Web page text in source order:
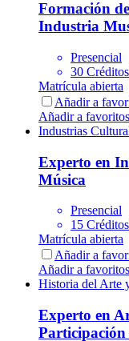
Formación
Industria
Presencial
30
Matrícula abierta
Añadir a
Añadir a favoritos
Industrias
Experto en
Música
Presencial
15
Matrícula abierta
Añadir a
Añadir a favoritos
Historia del Arte
Experto en
Participación